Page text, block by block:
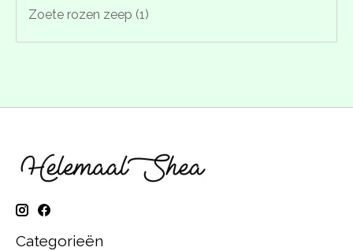
Zoete rozen zeep (1)
Categorieën